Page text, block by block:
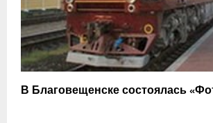
В Благовещенске состоялась